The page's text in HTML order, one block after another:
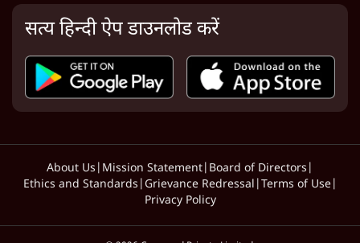
सत्य हिन्दी ऐप डाउनलोड करें
About Us Mission Statement Board of Directors
Ethics and Standards Grievance Redressal Terms of Use|
Privacy Policy